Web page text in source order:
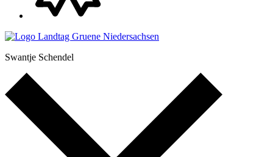
Swantje Schendel